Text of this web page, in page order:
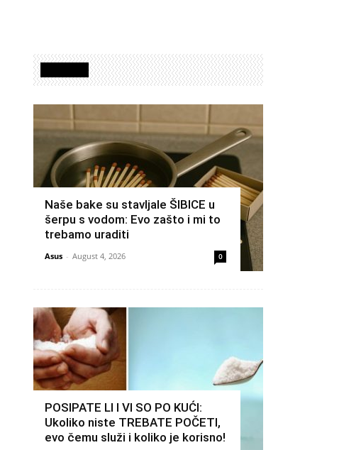
Naše bake su stavljale ŠIBICE u
šerpu s vodom: Evo zašto i mi to
trebamo uraditi
Asus - August 4, 2026 0
POSIPATE LI I VI SO PO KUĆI:
Ukoliko niste TREBATE POČETI,
evo čemu služi i koliko je korisno!